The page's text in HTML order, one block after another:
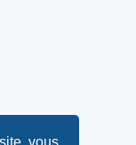
vous